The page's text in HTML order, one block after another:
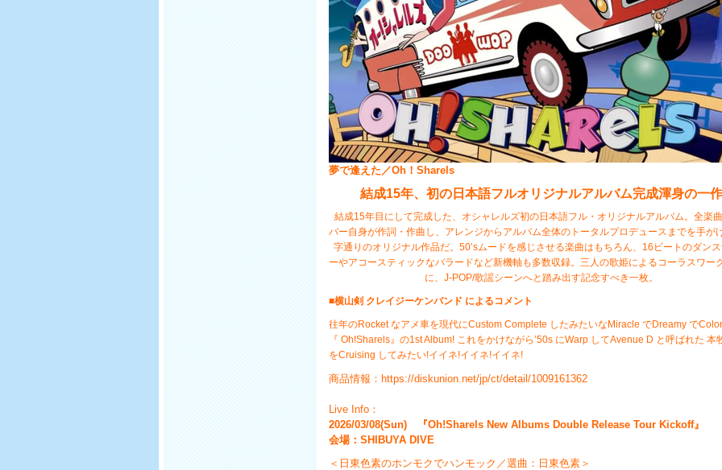
夢で逢えた／Oh！Sharels
結成15年、初の日本語フルオリジナルアルバム完成渾身の一作
結成15年目にして完成した、オシャレルズ初の日本語フル・オリジナルアルバム。全楽
バー自身が作詞・作曲し、アレンジからアルバム全体のトータルプロデュースまでを手が
字通りのオリジナル作品だ。50’sムードを感じさせる楽曲はもちろん、16ビートのダン
ーやアコースティックなバラードなど新機軸も多数収録。三人の歌姫によるコーラスワー
に、J-POP/歌謡シーンへと踏み出す記念すべき一枚。
■横山剣 クレイジーケンバンド によるコメント
往年のRocket なアメ車を現代にCustom Complete したみたいなMiracle でDreamy で
『 Oh!Sharels』の1st Album! これをかけながら’50s にWarp してAvenue D と呼ばれた 本
をCruising してみたい!イイネ!イイネ!イイネ!
商品情報： https://diskunion.net/jp/ct/detail/1009161362
Live Info：
2026/03/08(Sun) 『Oh!Sharels New Albums Double Release Tour Kickoff』
会場：SHIBUYA DIVE
＜日東色素のホンモクでハンモック／選曲：日東色素＞